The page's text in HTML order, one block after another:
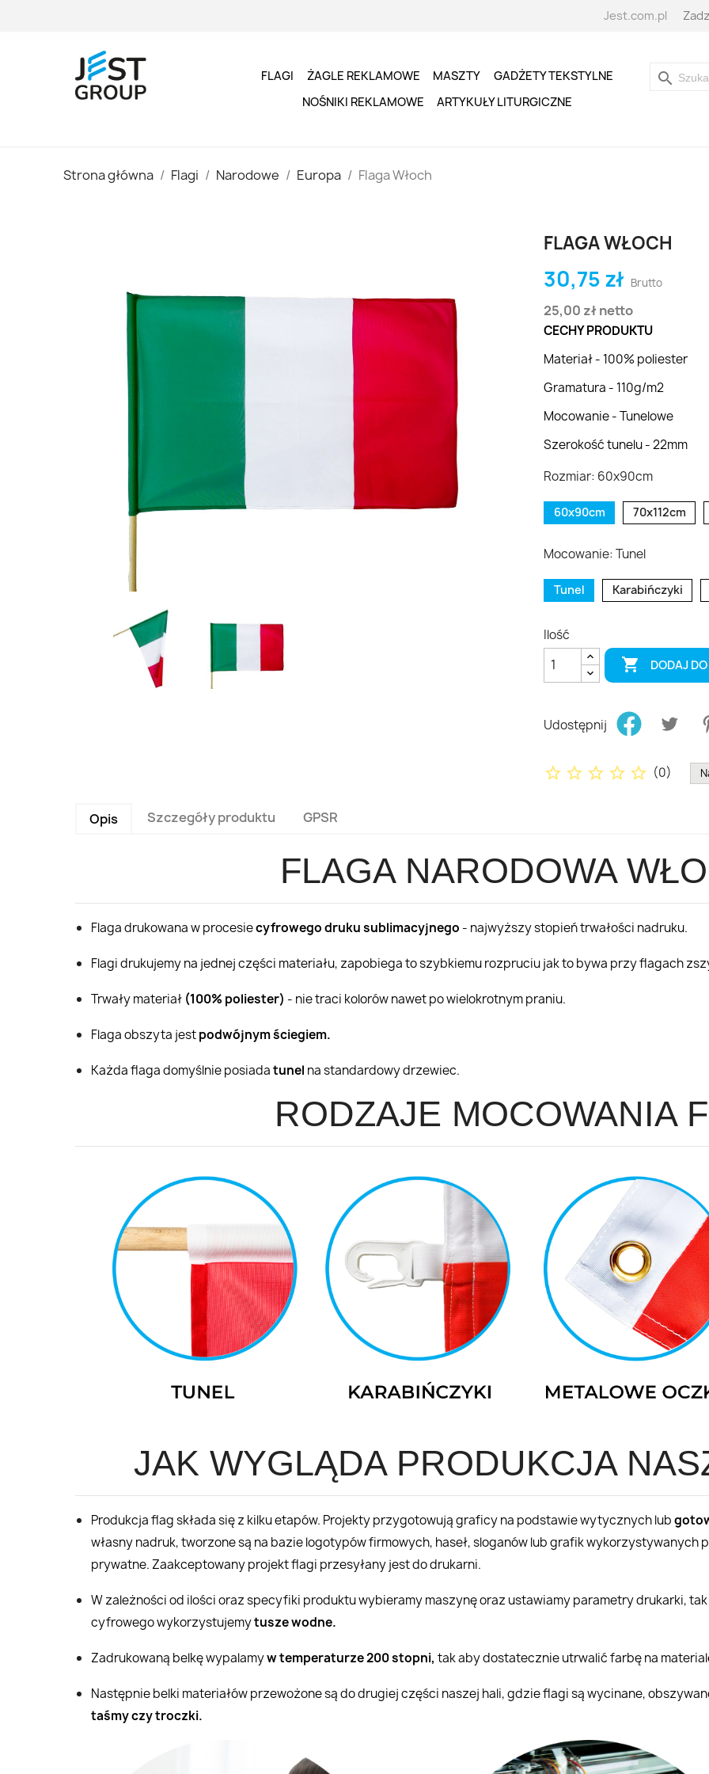
Jest.com.pl
FLAGI ŻAGLE REKLAMOWE MASZTY
GADŻETY TEKSTYLNE
NOŚNIKI REKLAMOWE
ARTYKUŁY LITURGICZNE
search
Strona główna Flagi Narodowe Europa Flaga Włoch
FLAGA WŁOCH
30,75 zł Brutto
25,00 zł netto
CECHY PRODUKTU
Materiał - 100% poliester
Gramatura - 110g/m2
Mocowanie - Tunelowe
Szerokość tunelu - 22mm
Rozmiar: 60x90cm
60x90cm 70x112cm
Mocowanie: Tunel
Tunel Karabińczyki
Ilość
 DODAJ
Udostępnij
star_border star_border star_border star_border star_border (0)
Opis Szczegóły produktu GPSR
FLAGA NARODOWA
Flaga drukowana w procesiecyfrowego druku sublimacyjnego - najwyższy stopień trwałości nadruku.
Flagi drukujemy na jednej części materiału, zapobiega to szybkiemu rozpruciu jak to bywa przy flagach
Trwały materiał (100% poliester) - nie traci kolorów nawet po wielokrotnym praniu.
Flaga obszyta jestpodwójnym ściegiem.
Każda flaga domyślnie posiadatunel na standardowy drzewiec.
RODZAJE MOCOWANIA
JAK WYGLĄDA PRODUKCJA
Produkcja flag składa się z kilku etapów. Projekty przygotowują graficy na podstawie wytycznych lub
własny nadruk, tworzone są na bazie logotypów firmowych, haseł, sloganów lub grafik
prywatne. Zaakceptowany projekt flagi przesyłany jest do drukarni.
W zależności od ilości oraz specyfiki produktu wybieramy maszynę oraz ustawiamy parametry drukarki,
cyfrowego wykorzystujemytusze wodne.
Zadrukowaną belkę wypalamyw temperaturze 200 stopni, tak aby dostatecznie utrwalić farbę na
Następnie belki materiałów przewożone są do drugiej części naszej hali, gdzie flagi są wycinane,
taśmy czy troczki.